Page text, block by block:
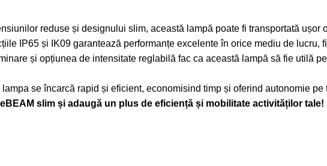
reduse și designului slim, această lampă poate fi transportată ușor
IP65 și IK09 garantează performanțe excelente în orice mediu de lucru,
și opțiunea de intensitate reglabilă fac ca această lampă să fie utilă
se încarcă rapid și eficient, economisind timp și oferind autonomie pe
slim și adaugă un plus de eficiență și mobilitate activităților tale!